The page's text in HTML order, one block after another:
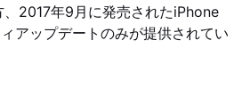
2017年9月に発売されたiPhone
アップデートのみが提供されてい